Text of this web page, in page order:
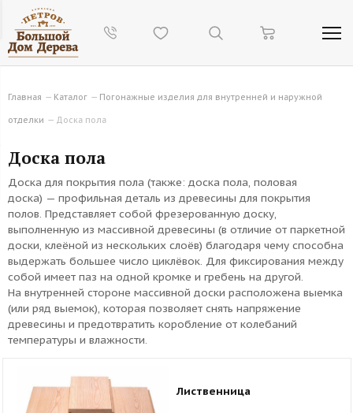
Главная — Каталог — Погонажные изделия для внутренней и наружной
отделки — Доска пола
Доска пола
Доска для покрытия пола (также: доска пола, половая
доска) — профильная деталь из древесины для покрытия
полов. Представляет собой фрезерованную доску,
выполненную из массивной древесины (в отличие от паркетной
доски, клеёной из нескольких слоёв) благодаря чему способна
выдержать большее число циклёвок. Для фиксирования между
собой имеет паз на одной кромке и гребень на другой.
На внутренней стороне массивной доски расположена выемка
(или ряд выемок), которая позволяет снять напряжение
древесины и предотвратить коробление от колебаний
температуры и влажности.
Лиственница